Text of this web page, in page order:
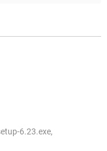
6.23.exe,